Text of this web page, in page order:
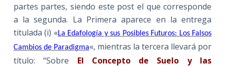
partes partes, siendo este post el que corresponde
a la segunda. La Primera aparece en la entrega
titulada (i) «La Edafología y sus Posibles Futuros: Los Falsos
Cambios de Paradigma«, mientras la tercera llevará por
título: “Sobre El Concepto de Suelo y las